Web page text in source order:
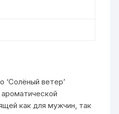
‘Солёный ветер’
как для мужчин, так